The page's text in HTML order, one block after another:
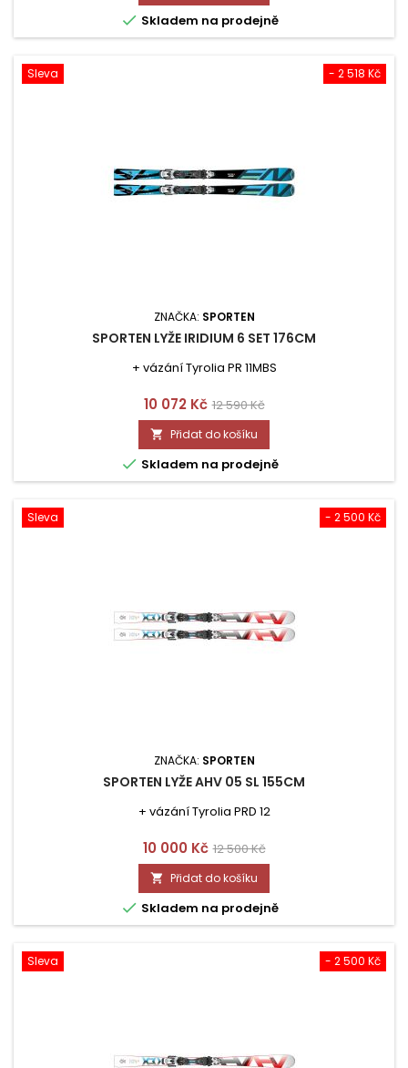
 Skladem na prodejně
- 2 518 Kč
Sleva
ZNAČKA: SPORTEN
SPORTEN LYŽE IRIDIUM 6 SET 176CM
+ vázání Tyrolia PR 11MBS
Cena
10 072 Kč Běžná
cena
12 590 Kč
 Přidat do košíku
 Skladem na prodejně
- 2 500 Kč
Sleva
ZNAČKA: SPORTEN
SPORTEN LYŽE AHV 05 SL 155CM
+ vázání Tyrolia PRD 12
Cena
10 000 Kč Běžná
cena
12 500 Kč
 Přidat do košíku
 Skladem na prodejně
- 2 500 Kč
Sleva